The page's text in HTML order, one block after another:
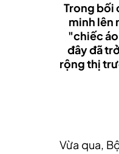
Trong bối
minh lên
"chiếc áo
đây đã
rộng thị
Vừa qua,